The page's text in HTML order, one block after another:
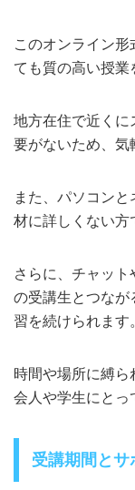
このオンライン
ても質の高い授業
地方在住で近く
要がないため、気
また、パソコン
材に詳しくない方
さらに、チャッ
の受講生とつなが
習を続けられます。
時間や場所に縛
会人や学生にとっ
受講期間とサ